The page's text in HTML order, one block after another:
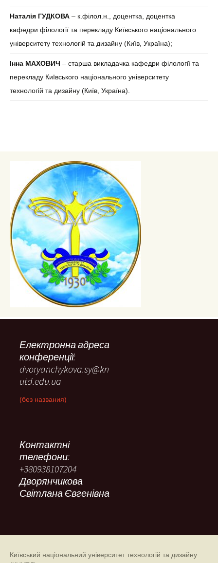
Наталія ГУДКОВА – к.філол.н., доцентка, доцентка
кафедри філології та перекладу Київського національного
університету технологій та дизайну (Київ, Україна);
Інна МАХОВИЧ – старша викладачка кафедри філології та
перекладу Київського національного університету
технологій та дизайну (Київ, Україна).
Електронна адреса
конференції:
dvoryanchykova.sy@kn
utd.edu.ua
(без названия)
Контактні
телефони:
+380938107204
Дворянчикова
Світлана Євгенівна
Київський національний університет технологій та дизайну